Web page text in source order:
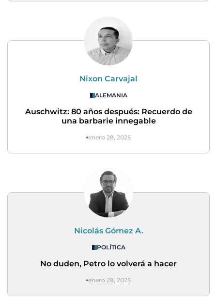
Nixon Carvajal
ALEMANIA
Auschwitz: 80 años después: Recuerdo de
una barbarie innegable
enero 28, 2025
Nicolás Gómez A.
POLÍTICA
No duden, Petro lo volverá a hacer
enero 28, 2025